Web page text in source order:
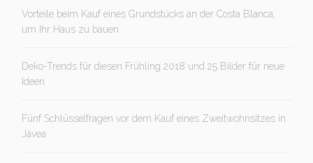
Vorteile beim Kauf eines Grundstücks an der Costa Blanca,
um Ihr Haus zu bauen
Deko-Trends für diesen Frühling 2018 und 25 Bilder für neue
Ideen
Fünf Schlüsselfragen vor dem Kauf eines Zweitwohnsitzes in
Jávea